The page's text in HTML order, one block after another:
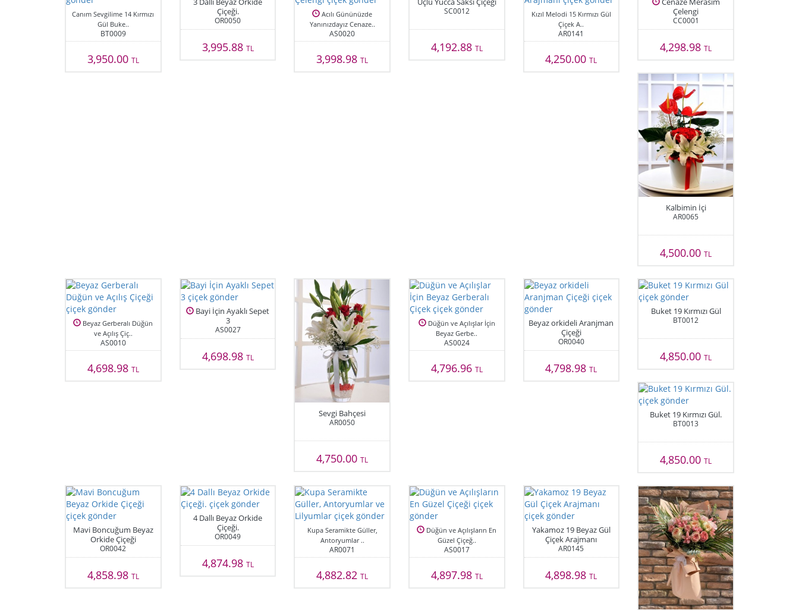
Canım Sevgilime 14 Kırmızı
Gül Buke..
BT0009
3,950.00 TL
Çiçeği.
OR0050
3,995.88 TL
Acılı Gününüzde
Yanınızdayız Cenaze..
AS0020
3,998.98TL
SC0012
4,192.88 TL
Kızıl Melodi 15 Kırmızı Gül
Çiçek A..
AR0141
4,250.00TL
Çelengi
CC0001
4,298.98TL
Kalbimin İçi
AR0065
4,500.00TL
Beyaz Gerberalı Düğün
ve Açılış Çiç..
AS0010
4,698.98 TL
Bayi İçin Ayaklı Sepet
3
AS0027
4,698.98 TL
Sevgi Bahçesi
AR0050
4,750.00TL
Düğün ve Açılışlar İçin
Beyaz Gerbe..
AS0024
4,796.96 TL
Beyaz orkideli Aranjman
Çiçeği
OR0040
4,798.98TL
Buket 19 Kırmızı Gül
BT0012
4,850.00TL
Buket 19 Kırmızı Gül.
BT0013
4,850.00TL
Mavi Boncuğum Beyaz
Orkide Çiçeği
OR0042
4,858.98 TL
4 Dallı Beyaz Orkide
Çiçeği.
OR0049
4,874.98 TL
Kupa Seramikte Güller,
Antoryumlar ..
AR0071
4,882.82TL
Düğün ve Açılışların En
Güzel Çiçeğ..
AS0017
4,897.98 TL
Yakamoz 19 Beyaz Gül
Çiçek Arajmanı
AR0145
4,898.98TL